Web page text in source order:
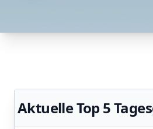
Aktuelle Top 5